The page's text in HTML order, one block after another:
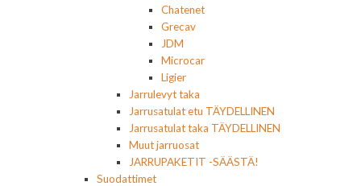
Chatenet
Grecav
JDM
Microcar
Ligier
Jarrulevyt taka
Jarrusatulat etu TÄYDELLINEN
Jarrusatulat taka TÄYDELLINEN
Muut jarruosat
JARRUPAKETIT -SÄÄSTÄ!
Suodattimet